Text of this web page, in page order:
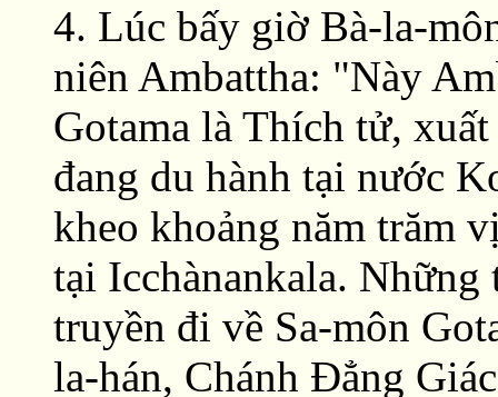
4. Lúc bấy giờ Bà-la-
niên Ambattha: "Này
Gotama là Thích tử,
đang du hành tại nước
kheo khoảng năm trăm
tại Icchànankala. Những
truyền đi về Sa-môn
la-hán, Chánh Ðẳng